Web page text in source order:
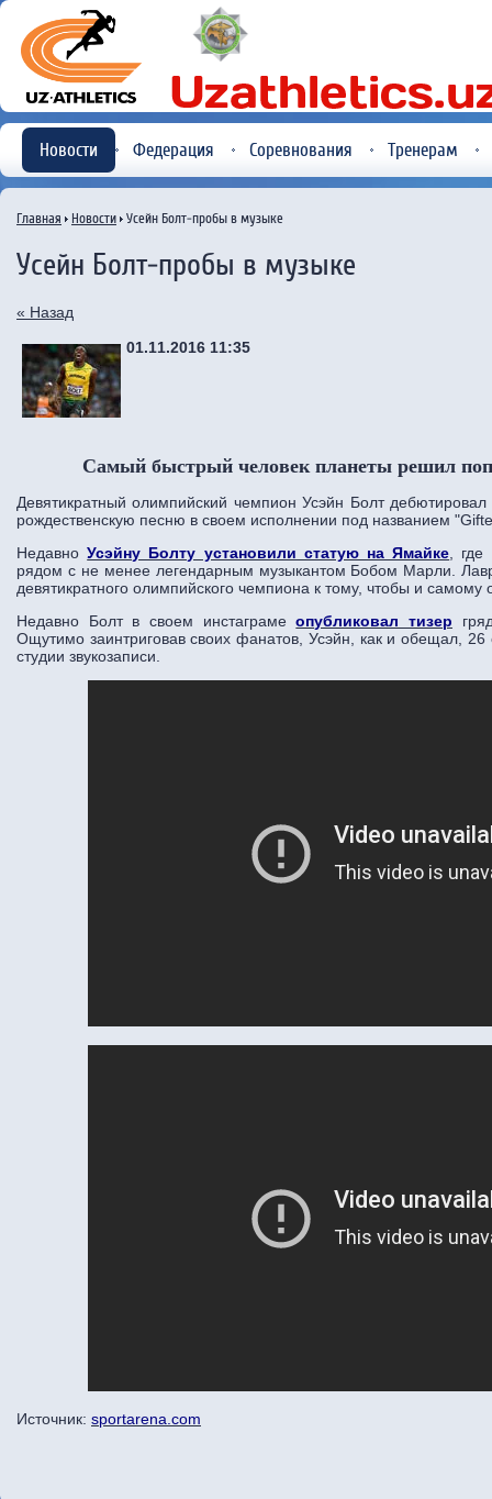
Новости Федерация Соревнования Тренерам
Главная Новости Усейн Болт-пробы в музыке
Усейн Болт-пробы в музыке
« Назад
01.11.2016 11:35
Самый быстрый человек планеты решил
Девятикратный олимпийский чемпион Усэйн Болт
рождественскую песню в своем исполнении под названием
Недавно Усэйну Болту установили статую на Ямайке ,
рядом с не менее легендарным музыкантом Бобом Марли.
девятикратного олимпийского чемпиона к тому, чтобы и самому
Недавно Болт в своем инстаграмеопубликовал тизер
Ощутимо заинтриговав своих фанатов, Усэйн, как и обещал,
студии звукозаписи.
Источник: sportarena.com